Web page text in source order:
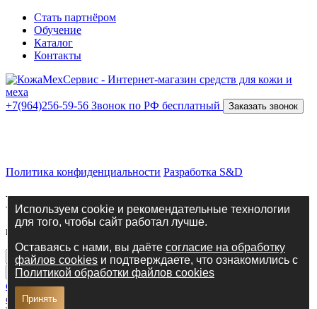
Стать партнёром
Обучение
Каталог
Контакты
+7(964)256-59-56 Звонок по РФ бесплатный Заказать звонок
Политика конфиденциальности Разработка S&D
Введите свои данные
и наш менеджер с вами свяжется в ближайшее время!
Я соглашаюсь с
обработки персональных данных
обработку персональных данных
Используем cookie и рекомендательные технологии
для того, чтобы сайт работал лучше.
Оставаясь с нами, вы даёте согласие на обработку
файлов cookies и подтверждаете, что ознакомились с
Политикой обработки файлов cookies
Принять